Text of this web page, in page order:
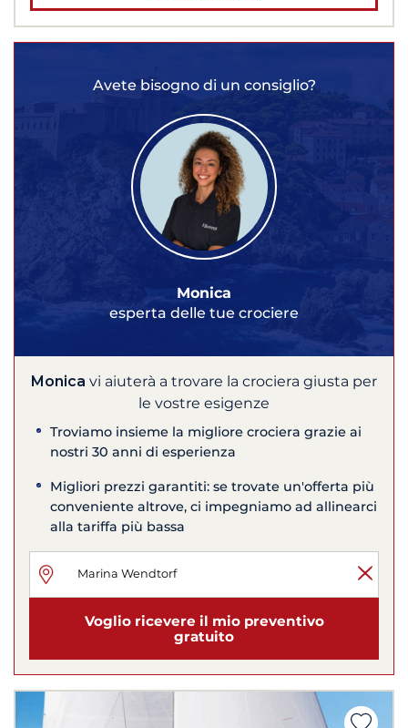
Avete bisogno di un consiglio?
Monica
esperta delle tue crociere
Monica vi aiuterà a trovare la crociera giusta per
le vostre esigenze
Troviamo insieme la migliore crociera grazie ai
nostri 30 anni di esperienza
Migliori prezzi garantiti: se trovate un'offerta più
conveniente altrove, ci impegniamo ad allinearci
alla tariffa più bassa
Voglio ricevere il mio preventivo
gratuito